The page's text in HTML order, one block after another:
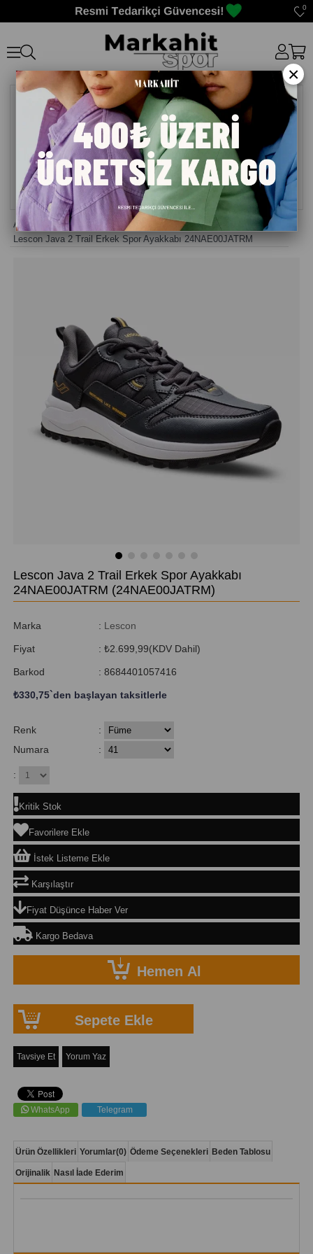
0
Anasayfa> Erkek Sneaker Günlük Ayakkabı>
Lescon Java 2 Trail Erkek Spor Ayakkabı 24NAE00JATRM
Lescon Java 2 Trail Erkek Spor Ayakkabı
24NAE00JATRM (24NAE00JATRM)
Marka : Lescon
Fiyat : ₺2.699,99(KDV Dahil)
Barkod : 8684401057416
₺330,75`den başlayan taksitlerle
Renk
:
Numara
:
:
Kritik Stok
Favorilere Ekle
İstek Listeme Ekle
Karşılaştır
Fiyat Düşünce Haber Ver
Kargo Bedava
Tavsiye Et Yorum Yaz
WhatsApp Telegram
Ürün Özellikleri Yorumlar(0) Ödeme Seçenekleri Beden Tablosu
Orijinalik Nasıl İade Ederim
×